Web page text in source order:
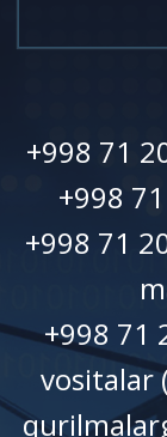
+998 71
+998
+998 71
+998 71
vositalar